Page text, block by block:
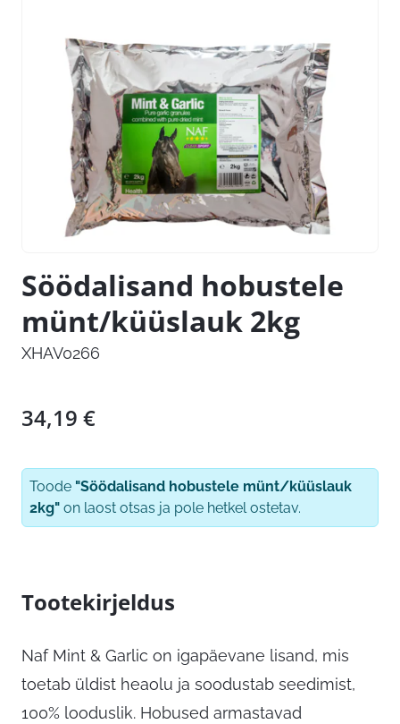
Söödalisand hobustele
münt/küüslauk 2kg
XHAV0266
34,19 €
Toode "Söödalisand hobustele münt/küüslauk
2kg" on laost otsas ja pole hetkel ostetav.
Tootekirjeldus
Naf Mint & Garlic on igapäevane lisand, mis
toetab üldist heaolu ja soodustab seedimist,
100% looduslik. Hobused armastavad